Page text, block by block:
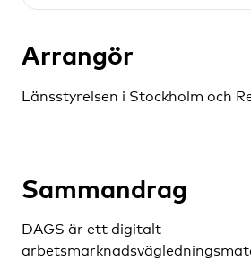
Arrangör
Länsstyrelsen i Stockholm och
Sammandrag
DAGS är ett digitalt